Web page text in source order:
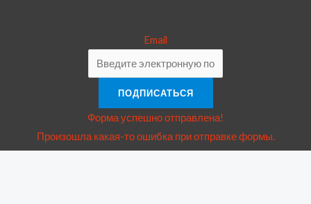
Email
ПОДПИСАТЬСЯ
Форма успешно отправлена!
Произошла какая-то ошибка при отправке формы.